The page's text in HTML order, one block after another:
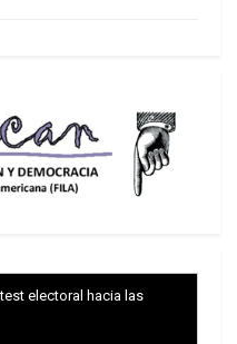
electoral hacia las